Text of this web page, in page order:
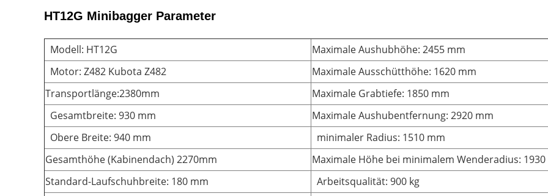
HT12G Minibagger Parameter
Modell: HT12G
Maximale Aushubhöhe: 2455 mm
Motor: Z482 Kubota Z482
Maximale Ausschütthöhe: 1620 mm
Transportlänge:2380mm
Maximale Grabtiefe: 1850 mm
Gesamtbreite: 930 mm
Maximale Aushubentfernung: 2920 mm
Obere Breite: 940 mm
minimaler Radius: 1510 mm
Gesamthöhe (Kabinendach) 2270mm
Maximale Höhe bei minimalem Wenderadius:
Standard-Laufschuhbreite: 180 mm
Arbeitsqualität: 900 kg